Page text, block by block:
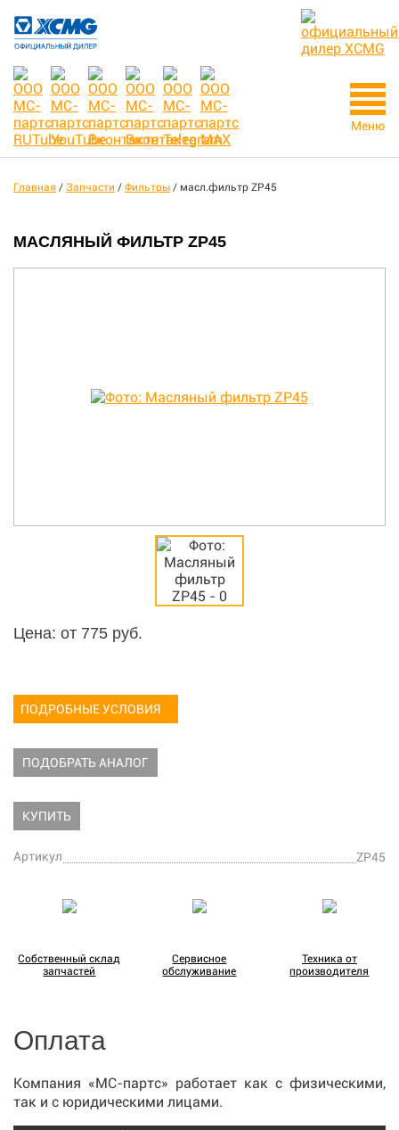
Меню
Главная / Запчасти / Фильтры / масл.фильтр ZP45
МАСЛЯНЫЙ ФИЛЬТР ZP45
Цена: от 775 руб.
ПОДРОБНЫЕ УСЛОВИЯ
ПОДОБРАТЬ АНАЛОГ
КУПИТЬ
Артикул ZP45
Собственный склад
запчастей
Сервисное
обслуживание
Техника от
производителя
Оплата
Компания «МС-партс» работает как с физическими,
так и с юридическими лицами.